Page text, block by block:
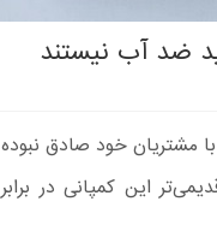
ضد آب نیستند
خود صادق نبوده
این کمپانی در برابر